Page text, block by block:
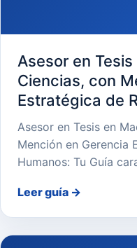
Asesor en
Ciencias, con
Estratégica de
Asesor en Tesis en
Mención en Gerencia
Humanos: Tu Guía
Leer guía →